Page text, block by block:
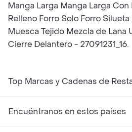
Manga Larga Manga Larga
Relleno Forro Solo Forro
Muesca Tejido Mezcla de Lana
Cierre Delantero - 27091231_16.
Top Marcas y Cadenas de
Encuéntranos en estos países